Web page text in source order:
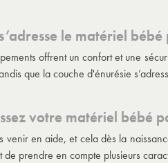
le matériel
offrent un confort et une
que la couche d'énurésie
votre matériel bébé
venir en aide, et cela dès la
de prendre en compte plusieurs